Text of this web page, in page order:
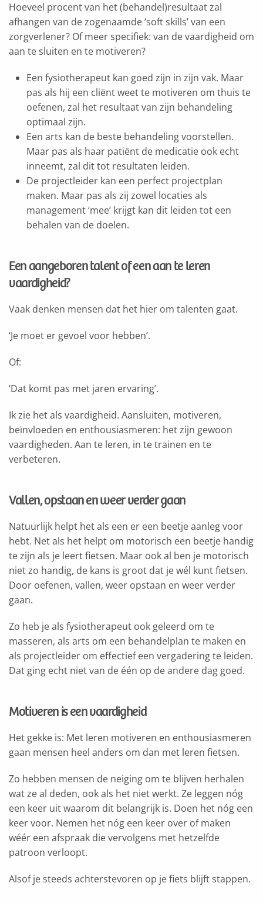
Hoeveel procent van het (behandel)resultaat zal
afhangen van de zogenaamde ‘soft skills’ van een
zorgverlener? Of meer specifiek: van de vaardigheid om
aan te sluiten en te motiveren?
Een fysiotherapeut kan goed zijn in zijn vak. Maar
pas als hij een cliënt weet te motiveren om thuis te
oefenen, zal het resultaat van zijn behandeling
optimaal zijn.
Een arts kan de beste behandeling voorstellen.
Maar pas als haar patiënt de medicatie ook echt
inneemt, zal dit tot resultaten leiden.
De projectleider kan een perfect projectplan
maken. Maar pas als zij zowel locaties als
management ‘mee’ krijgt kan dit leiden tot een
behalen van de doelen.
Een aangeboren talent of een aan te leren
vaardigheid?
Vaak denken mensen dat het hier om talenten gaat.
‘Je moet er gevoel voor hebben’.
Of:
‘Dat komt pas met jaren ervaring’.
Ik zie het als vaardigheid. Aansluiten, motiveren,
beïnvloeden en enthousiasmeren: het zijn gewoon
vaardigheden. Aan te leren, in te trainen en te
verbeteren.
Vallen, opstaan en weer verder gaan
Natuurlijk helpt het als een er een beetje aanleg voor
hebt. Net als het helpt om motorisch een beetje handig
te zijn als je leert fietsen. Maar ook al ben je motorisch
niet zo handig, de kans is groot dat je wél kunt fietsen.
Door oefenen, vallen, weer opstaan en weer verder
gaan.
Zo heb je als fysiotherapeut ook geleerd om te
masseren, als arts om een behandelplan te maken en
als projectleider om effectief een vergadering te leiden.
Dat ging echt niet van de één op de andere dag goed.
Motiveren is een vaardigheid
Het gekke is: Met leren motiveren en enthousiasmeren
gaan mensen heel anders om dan met leren fietsen.
Zo hebben mensen de neiging om te blijven herhalen
wat ze al deden, ook als het niet werkt. Ze leggen nóg
een keer uit waarom dit belangrijk is. Doen het nóg een
keer voor. Nemen het nóg een keer over of maken
wéér een afspraak die vervolgens met hetzelfde
patroon verloopt.
Alsof je steeds achterstevoren op je fiets blijft stappen.